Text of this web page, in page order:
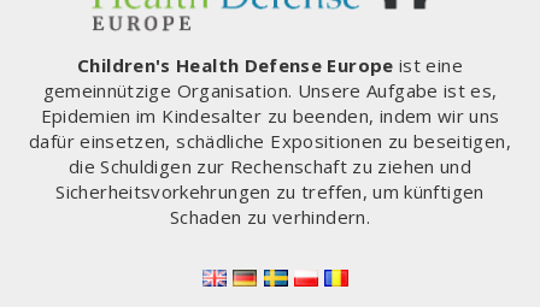
Children's Health Defense Europe ist eine
gemeinnützige Organisation. Unsere Aufgabe ist es,
Epidemien im Kindesalter zu beenden, indem wir uns
dafür einsetzen, schädliche Expositionen zu beseitigen,
die Schuldigen zur Rechenschaft zu ziehen und
Sicherheitsvorkehrungen zu treffen, um künftigen
Schaden zu verhindern.